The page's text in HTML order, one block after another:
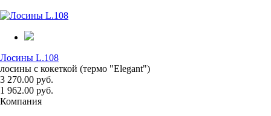
Лосины L.108
лосины с кокеткой (термо "Elegant")
3 270.00 руб.
1 962.00 руб.
Компания